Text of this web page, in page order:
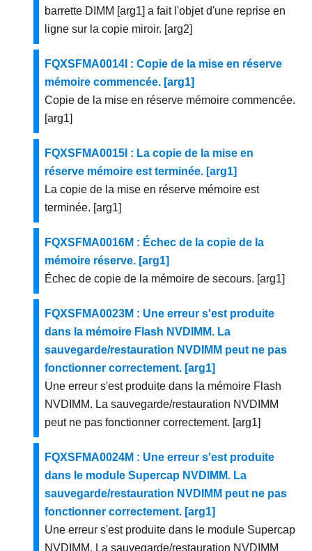
barrette DIMM [arg1] a fait l'objet d'une reprise en
ligne sur la copie miroir. [arg2]
FQXSFMA0014I : Copie de la mise en réserve
mémoire commencée. [arg1]
Copie de la mise en réserve mémoire commencée.
[arg1]
FQXSFMA0015I : La copie de la mise en
réserve mémoire est terminée. [arg1]
La copie de la mise en réserve mémoire est
terminée. [arg1]
FQXSFMA0016M : Échec de la copie de la
mémoire réserve. [arg1]
Échec de copie de la mémoire de secours. [arg1]
FQXSFMA0023M : Une erreur s'est produite
dans la mémoire Flash NVDIMM. La
sauvegarde/restauration NVDIMM peut ne pas
fonctionner correctement. [arg1]
Une erreur s'est produite dans la mémoire Flash
NVDIMM. La sauvegarde/restauration NVDIMM
peut ne pas fonctionner correctement. [arg1]
FQXSFMA0024M : Une erreur s'est produite
dans le module Supercap NVDIMM. La
sauvegarde/restauration NVDIMM peut ne pas
fonctionner correctement. [arg1]
Une erreur s'est produite dans le module Supercap
NVDIMM. La sauvegarde/restauration NVDIMM